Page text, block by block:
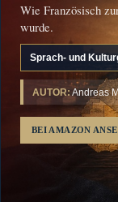
Wie Französisch
wurde.
Sprach- und
AUTOR: Andreas
BEI AMAZON